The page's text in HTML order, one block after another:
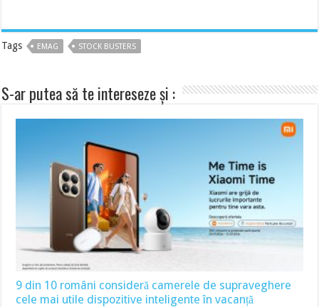
Tags EMAG STOCK BUSTERS
S-ar putea să te intereseze și :
9 din 10 români consideră camerele de supraveghere
cele mai utile dispozitive inteligente în vacanță